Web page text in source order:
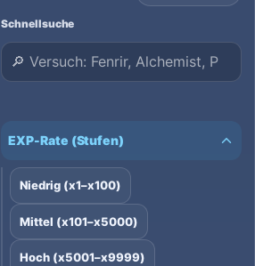
Schnellsuche
EXP-Rate (Stufen)
Niedrig (x1–x100)
Mittel (x101–x5000)
Hoch (x5001–x9999)